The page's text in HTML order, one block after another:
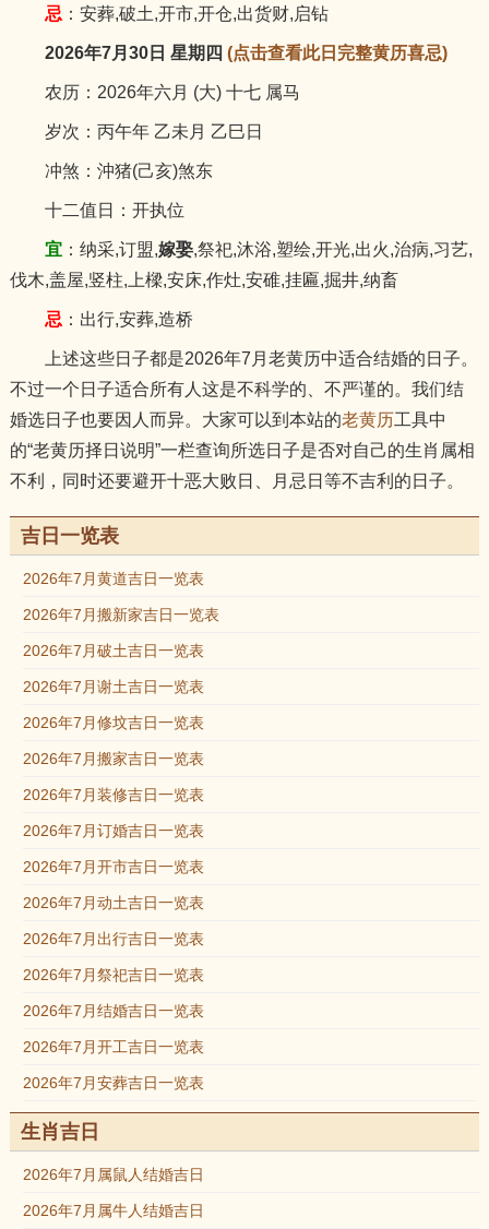
忌 ：安葬,破土,开市,开仓,出货财,启钻
2026年7月30日 星期四 (点击查看此日完整黄历喜忌)
农历：2026年六月 (大) 十七 属马
岁次：丙午年 乙未月 乙巳日
冲煞：沖猪(己亥)煞东
十二值日：开执位
宜：纳采,订盟,嫁娶,祭祀,沐浴,塑绘,开光,出火,治病,习艺,
伐木,盖屋,竖柱,上樑,安床,作灶,安碓,挂匾,掘井,纳畜
忌 ：出行,安葬,造桥
上述这些日子都是2026年7月老黄历中适合结婚的日子。
不过一个日子适合所有人这是不科学的、不严谨的。我们结
婚选日子也要因人而异。大家可以到本站的老黄历工具中
的“老黄历择日说明”一栏查询所选日子是否对自己的生肖属相
不利，同时还要避开十恶大败日、月忌日等不吉利的日子。
吉日一览表
2026年7月黄道吉日一览表
2026年7月搬新家吉日一览表
2026年7月破土吉日一览表
2026年7月谢土吉日一览表
2026年7月修坟吉日一览表
2026年7月搬家吉日一览表
2026年7月装修吉日一览表
2026年7月订婚吉日一览表
2026年7月开市吉日一览表
2026年7月动土吉日一览表
2026年7月出行吉日一览表
2026年7月祭祀吉日一览表
2026年7月结婚吉日一览表
2026年7月开工吉日一览表
2026年7月安葬吉日一览表
生肖吉日
2026年7月属鼠人结婚吉日
2026年7月属牛人结婚吉日